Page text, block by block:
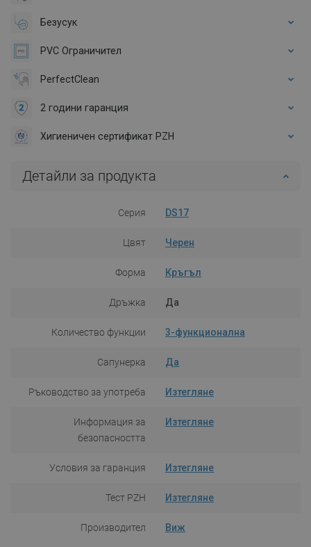
Безусук
PVC Ограничител
PerfectClean
2 години гаранция
Хигиеничен сертификат PZH
Детайли за продукта
Серия DS17
Цвят Черен
Форма Кръгъл
Дръжка Да
Количество функции 3-функционална
Сапунерка Да
Ръководство за употреба Изтегляне
Информация за
безопасността
Изтегляне
Условия за гаранция Изтегляне
Тест PZH Изтегляне
Производител Виж